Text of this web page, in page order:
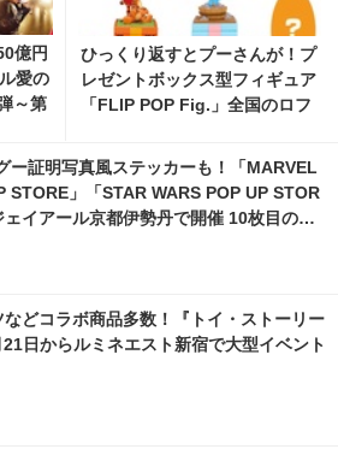
億円
愛の
～第
ひっくり返すとプーさんが！プ
レゼントボックス型フィギュア
「FLIP POP Fig.」全国のロフ
の写真・画像 | cinemacafe.ne
t
ー証明写真風ステッカーも！「MARVEL
STORE」「STAR WARS POP UP STOR
ェイアール京都伊勢丹で開催 10枚目の写
などコラボ商品多数！『トイ・ストーリー
21日からルミネエスト新宿で大型イベント